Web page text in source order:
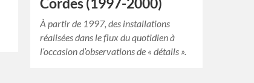
Cordes (1997-2000)
À partir de 1997, des installations
réalisées dans le flux du quotidien à
l’occasion d’observations de « détails ».